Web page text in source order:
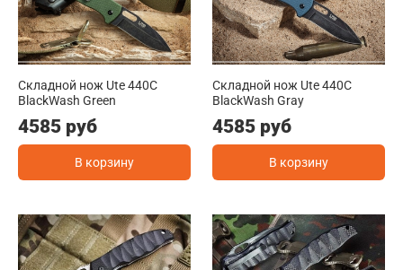
Складной нож Ute 440C
BlackWash Green
4585 руб
В корзину
Складной нож Ute 440C
BlackWash Gray
4585 руб
В корзину